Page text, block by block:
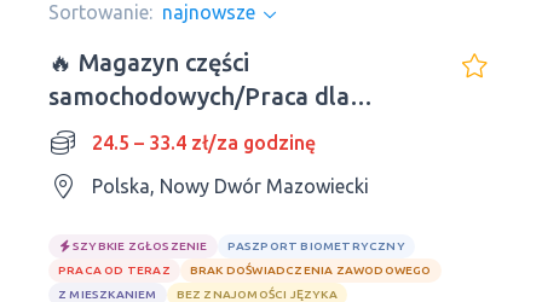
Sortowanie: najnowsze
🔥 Magazyn części
samochodowych/Praca dla
mężczyzn i kobiet
24.5 – 33.4 zł/za godzinę
Polska, Nowy Dwór Mazowiecki
SZYBKIE ZGŁOSZENIE
PASZPORT BIOMETRYCZNY
PRACA OD TERAZ
BRAK DOŚWIADCZENIA ZAWODOWEGO
Z MIESZKANIEM
BEZ ZNAJOMOŚCI JĘZYKA